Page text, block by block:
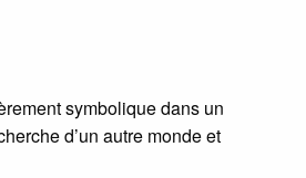
symbolique dans un
d’un autre monde et